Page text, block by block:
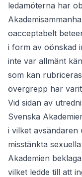
ledamöterna har
oacceptabelt
i form av oönskad
inte var allmänt
som kan
övergrepp har
Vid sidan av
Svenska
i vilket avsändaren
misstänkta
Akademien
vilket ledde till att